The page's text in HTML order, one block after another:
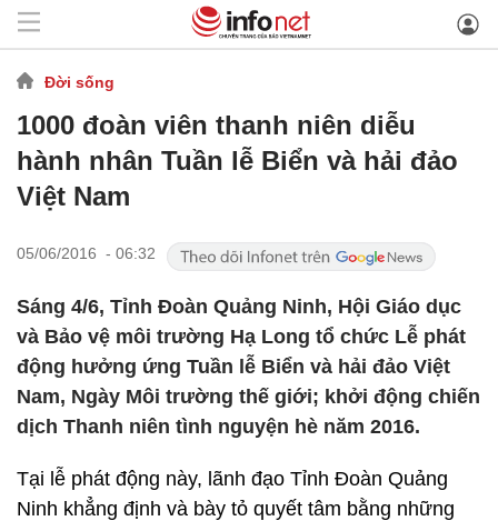
Đời sống
1000 đoàn viên thanh niên diễu
hành nhân Tuần lễ Biển và hải đảo
Việt Nam
05/06/2016 - 06:32
Sáng 4/6, Tỉnh Đoàn Quảng Ninh, Hội Giáo dục
và Bảo vệ môi trường Hạ Long tổ chức Lễ phát
động hưởng ứng Tuần lễ Biển và hải đảo Việt
Nam, Ngày Môi trường thế giới; khởi động chiến
dịch Thanh niên tình nguyện hè năm 2016.
Tại lễ phát động này, lãnh đạo Tỉnh Đoàn Quảng
Ninh khẳng định và bày tỏ quyết tâm bằng những